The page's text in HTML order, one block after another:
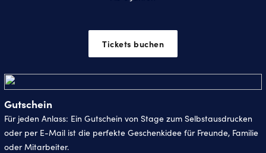
Tickets buchen
Gutschein
Für jeden Anlass: Ein Gutschein von Stage zum Selbstausdrucken
oder per E-Mail ist die perfekte Geschenkidee für Freunde, Familie
oder Mitarbeiter.